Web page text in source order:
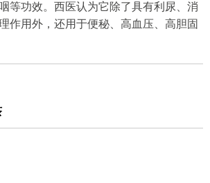
等功效。西医认为它除了具有利尿、消
作用外，还用于便秘、高血压、高胆固